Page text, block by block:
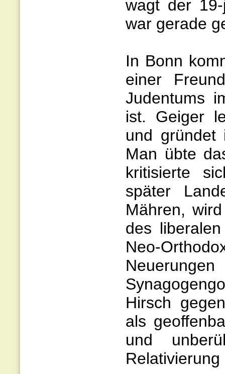
wagt der
war gerade
In Bonn
einer
Judentums
ist. Geiger
und gründet
Man übte
kritisierte
später
Mähren,
des
Neo-
Hirsch
als
und